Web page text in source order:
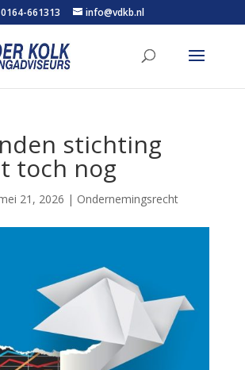
0164-661313 info@vdkb.nl
stichting
toch nog
21, 2026 | Ondernemingsrecht